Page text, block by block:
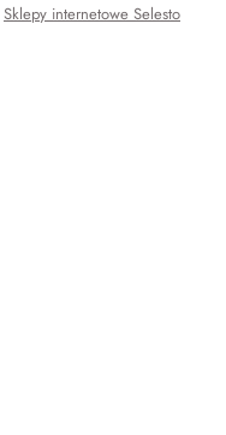
Sklepy internetowe Selesto